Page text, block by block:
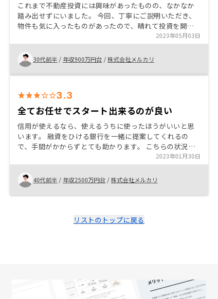
これまで不動産投資には興味があったものの、なかなか
踏み出せずにいました。 今回、丁寧にご説明いただき、
物件も気に入ったものがあったので、晴れて投資を開始
できて良かったです。手続きもスムーズでした(書類に不
備があった際も自宅までご足労いただきありがとうござ
いました)。 今後知人の中でも不動産投資を始める人が出
てくるはずなので、その際には紹介できればと思ってい
ます。
2023年05月03日
30代前半 / 年収900万円台 /株式会社メルカリ
3.3
全てお任せでスタート出来るのが良い
信用が使えるなら、使えるうちに使ったほうがいいと思
います。 融資をひける銀行を一緒に提案してくれるの
で、手間がかからずとても助かります。 こちらの状況を
理解していただいた上で、条件に合いそうな物件を提案
してくれるのが良いと思いました。 利回りがもっと良く
なると良い
2023年01月30日
40代前半 / 年収2500万円台 /株式会社メルカリ
リストのトップに戻る